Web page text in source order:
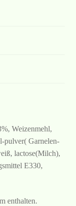
Weizenmehl,
pulver( Garnelen-
lactose(Milch),
E330,
enthalten.